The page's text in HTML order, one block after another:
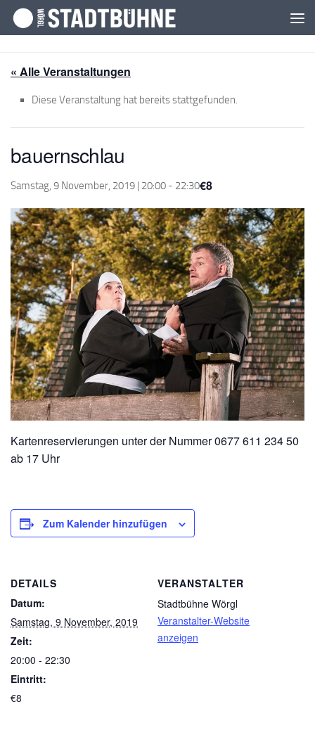
Zum Inhalt springen
« Alle Veranstaltungen
Diese Veranstaltung hat bereits stattgefunden.
bauernschlau
Samstag, 9 November, 2019 | 20:00 - 22:30€8
Kartenreservierungen unter der Nummer 0677 611 234 50
ab 17 Uhr
Zum Kalender hinzufügen
DETAILS
Datum:
Samstag, 9 November, 2019
Zeit:
20:00 - 22:30
Eintritt:
€8
VERANSTALTER
Stadtbühne Wörgl
Veranstalter-Website
anzeigen